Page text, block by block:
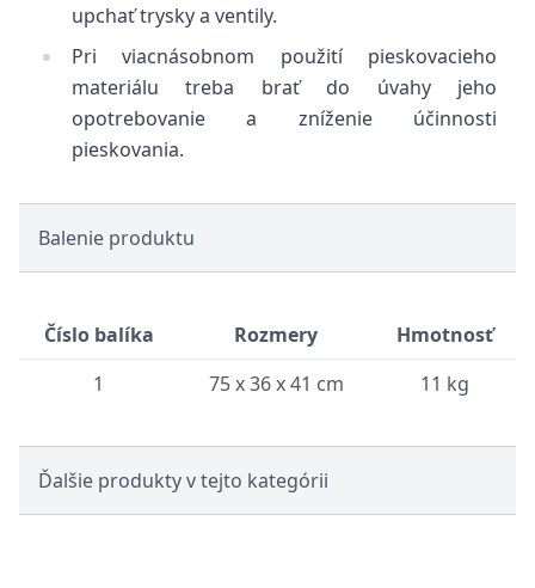
upchať trysky a ventily.
Pri viacnásobnom použití pieskovacieho
materiálu treba brať do úvahy jeho
opotrebovanie a zníženie účinnosti
pieskovania.
Balenie produktu
Číslo balíka Rozmery
Hmotnosť
1
75 x 36 x 41 cm 11 kg
Ďalšie produkty v tejto kategórii